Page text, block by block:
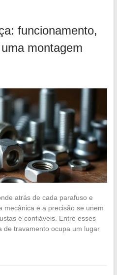
funcionamento,
montagem
atrás de cada parafuso e
mecânica e a precisão se unem
e confiáveis. Entre esses
de travamento ocupa um lugar